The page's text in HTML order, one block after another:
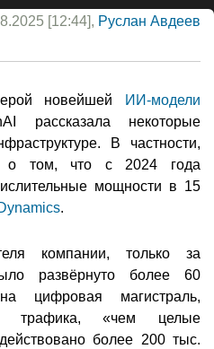
[12:44], Руслан Авдеев
новейшей
ИИ-модели
рассказала некоторые
В частности,
о том, что с 2024 года
мощности в 15
.
компании, только за
развёрнуто более 60
цифровая магистраль,
трафика, «чем целые
более 200 тыс.